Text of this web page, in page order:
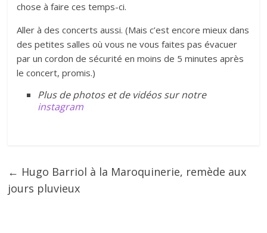
chose à faire ces temps-ci.
Aller à des concerts aussi. (Mais c’est encore mieux dans
des petites salles où vous ne vous faites pas évacuer
par un cordon de sécurité en moins de 5 minutes après
le concert, promis.)
Plus de photos et de vidéos sur notre
instagram
← Hugo Barriol à la Maroquinerie, remède aux
jours pluvieux